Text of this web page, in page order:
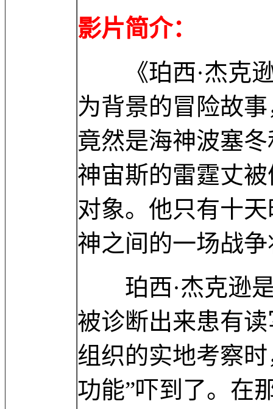
影片简介：
《珀西·杰克逊
为背景的冒险故
竟然是海神波塞
神宙斯的雷霆丈
对象。他只有十
神之间的一场战
珀西·杰克逊是
被诊断出来患有
组织的实地考察
功能”吓到了。在